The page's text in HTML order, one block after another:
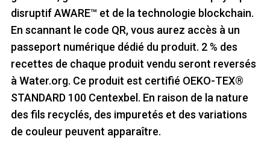
disruptif AWARE™ et de la technologie blockchain.
En scannant le code QR, vous aurez accès à un
passeport numérique dédié du produit. 2 % des
recettes de chaque produit vendu seront reversés
à Water.org. Ce produit est certifié OEKO-TEX®
STANDARD 100 Centexbel. En raison de la nature
des fils recyclés, des impuretés et des variations
de couleur peuvent apparaître.